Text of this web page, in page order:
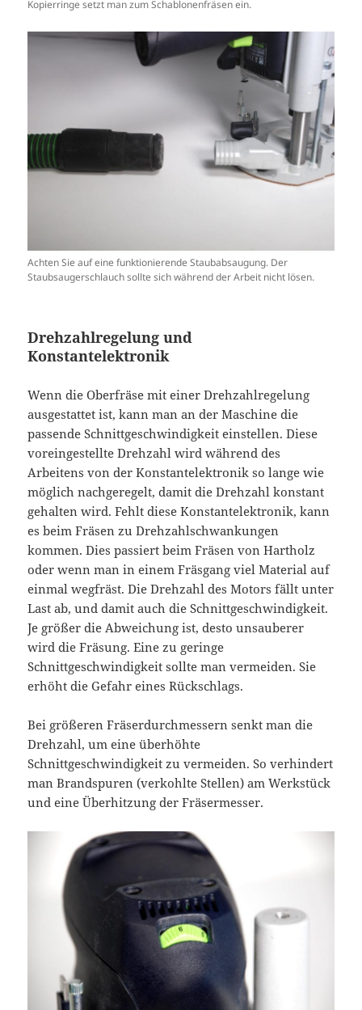
Kopierringe setzt man zum Schablonenfräsen ein.
Achten Sie auf eine funktionierende Staubabsaugung. Der
Staubsaugerschlauch sollte sich während der Arbeit nicht lösen.
Drehzahlregelung und
Konstantelektronik
Wenn die Oberfräse mit einer Drehzahlregelung
ausgestattet ist, kann man an der Maschine die
passende Schnittgeschwindigkeit einstellen. Diese
voreingestellte Drehzahl wird während des
Arbeitens von der Konstantelektronik so lange wie
möglich nachgeregelt, damit die Drehzahl konstant
gehalten wird. Fehlt diese Konstantelektronik, kann
es beim Fräsen zu Drehzahlschwankungen
kommen. Dies passiert beim Fräsen von Hartholz
oder wenn man in einem Fräsgang viel Material auf
einmal wegfräst. Die Drehzahl des Motors fällt unter
Last ab, und damit auch die Schnittgeschwindigkeit.
Je größer die Abweichung ist, desto unsauberer
wird die Fräsung. Eine zu geringe
Schnittgeschwindigkeit sollte man vermeiden. Sie
erhöht die Gefahr eines Rückschlags.
Bei größeren Fräserdurchmessern senkt man die
Drehzahl, um eine überhöhte
Schnittgeschwindigkeit zu vermeiden. So verhindert
man Brandspuren (verkohlte Stellen) am Werkstück
und eine Überhitzung der Fräsermesser.